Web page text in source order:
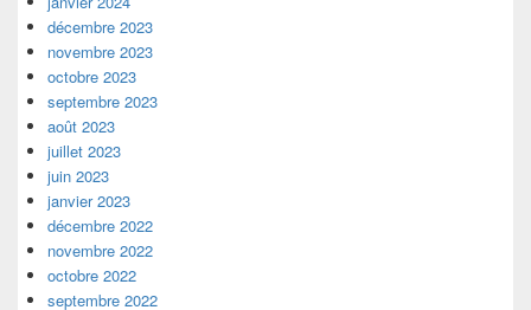
décembre 2023
novembre 2023
octobre 2023
septembre 2023
août 2023
juillet 2023
juin 2023
janvier 2023
décembre 2022
novembre 2022
octobre 2022
septembre 2022